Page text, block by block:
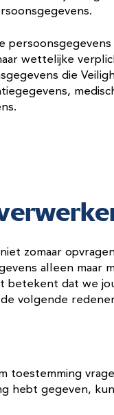
wettelijke
die
zomaar
alleen maar
betekent dat we
volgende
toestemming
hebt gegeven,